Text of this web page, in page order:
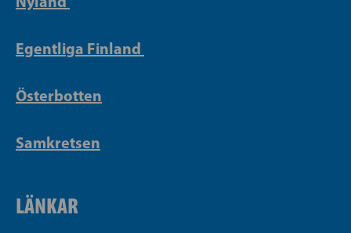
Egentliga Finland
Österbotten
Samkretsen
LÄNKAR